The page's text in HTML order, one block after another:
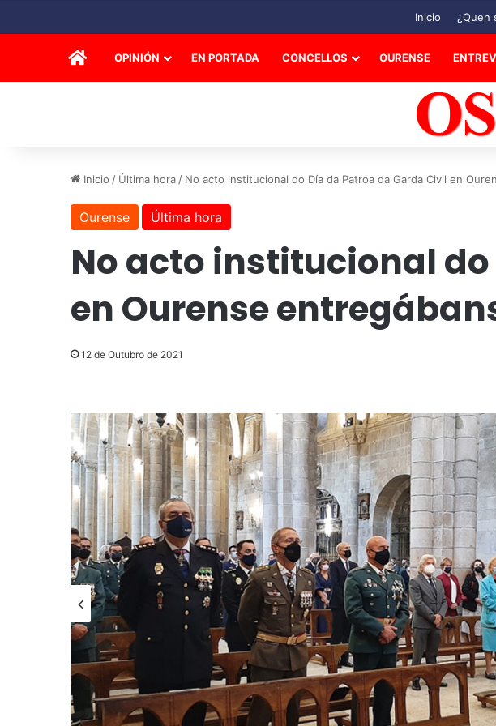
Inicio ¿Quen
INICIOOPINIÓN EN PORTADA CONCELLOS OURENSE
Inicio / Última hora / No acto institucional do Día da Patroa da Garda Civil en
Ourense Última hora
No acto institucional
en Ourense
12 de Outubro de 2021